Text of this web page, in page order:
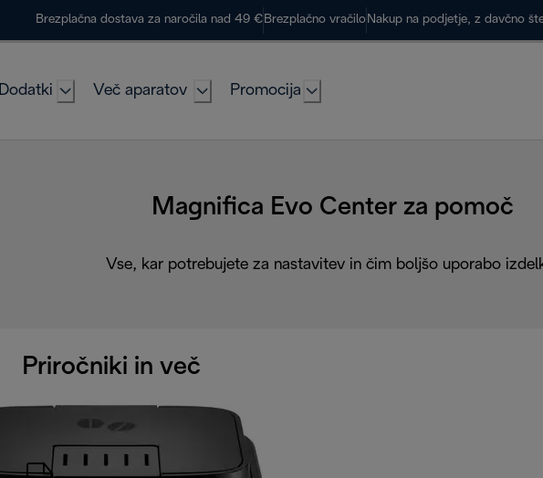
Brezplačna dostava za naročila nad 49 € Brezplačno vračilo Nakup na podjetje, z davčno
Dodatki Več aparatov Promocija
Magnifica Evo Center za pomoč
Vse, kar potrebujete za nastavitev in čim boljšo uporabo
Priročniki in več